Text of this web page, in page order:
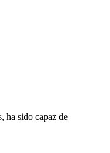
ha sido capaz de